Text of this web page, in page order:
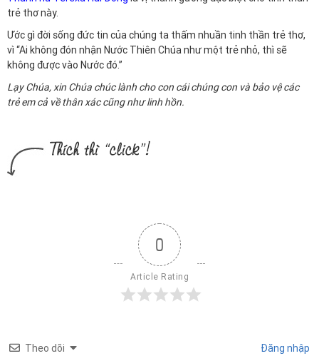
trẻ thơ này.
Ước gì đời sống đức tin của chúng ta thấm nhuần tinh thần trẻ thơ,
vì “Ai không đón nhận Nước Thiên Chúa như một trẻ nhỏ, thì sẽ
không được vào Nước đó.”
Lạy Chúa, xin Chúa chúc lành cho con cái chúng con và bảo vệ các
trẻ em cả về thân xác cũng như linh hồn.
0
Article Rating
Theo dõi Đăng nhập